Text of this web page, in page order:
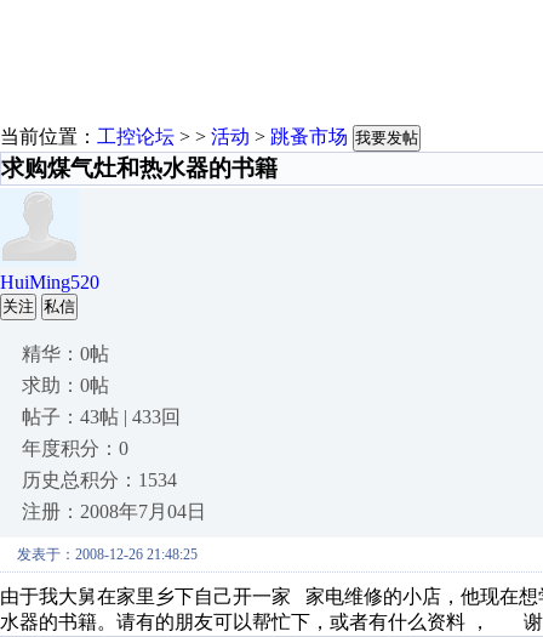
当前位置： 工控论坛 > > 活动 > 跳蚤市场 我要发帖
求购煤气灶和热水器的书籍
HuiMing520
关注 私信
精华：0帖
求助：0帖
帖子：43帖 | 433回
年度积分：0
历史总积分：1534
注册：2008年7月04日
发表于：2008-12-26 21:48:25
由于我大舅在家里乡下自己开一家 家电维修的小店，他现在
水器的书籍。请有的朋友可以帮忙下，或者有什么资料 ，